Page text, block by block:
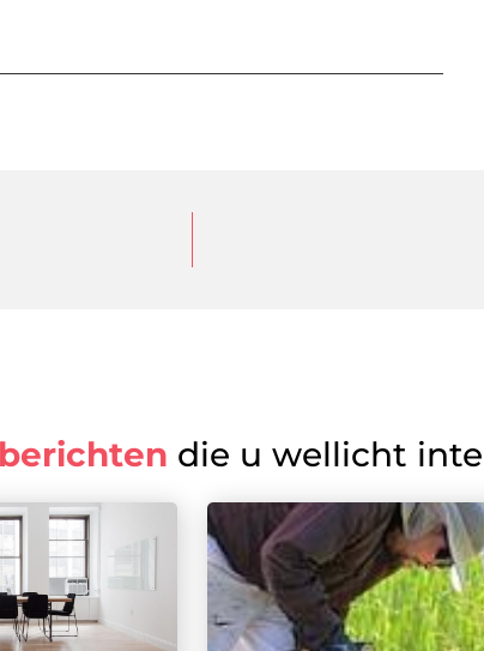
die u wellicht